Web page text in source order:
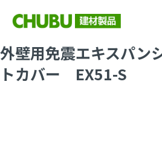
外壁用免震エキスパン
トカバー EX51-S